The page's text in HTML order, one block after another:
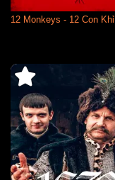
12 Monkeys - 12 Con Khỉ